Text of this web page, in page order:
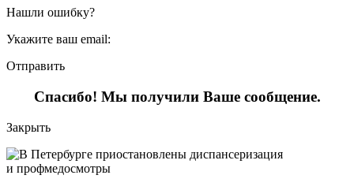
Нашли ошибку?
Укажите ваш email:
Отправить
Спасибо! Мы получили Ваше сообщение.
Закрыть